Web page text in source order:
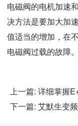
电磁阀的电机加速
决方法是要加大加
值适当的增加，在
电磁阀过载的故障。
上一篇: 详细掌握
下一篇: 艾默生变